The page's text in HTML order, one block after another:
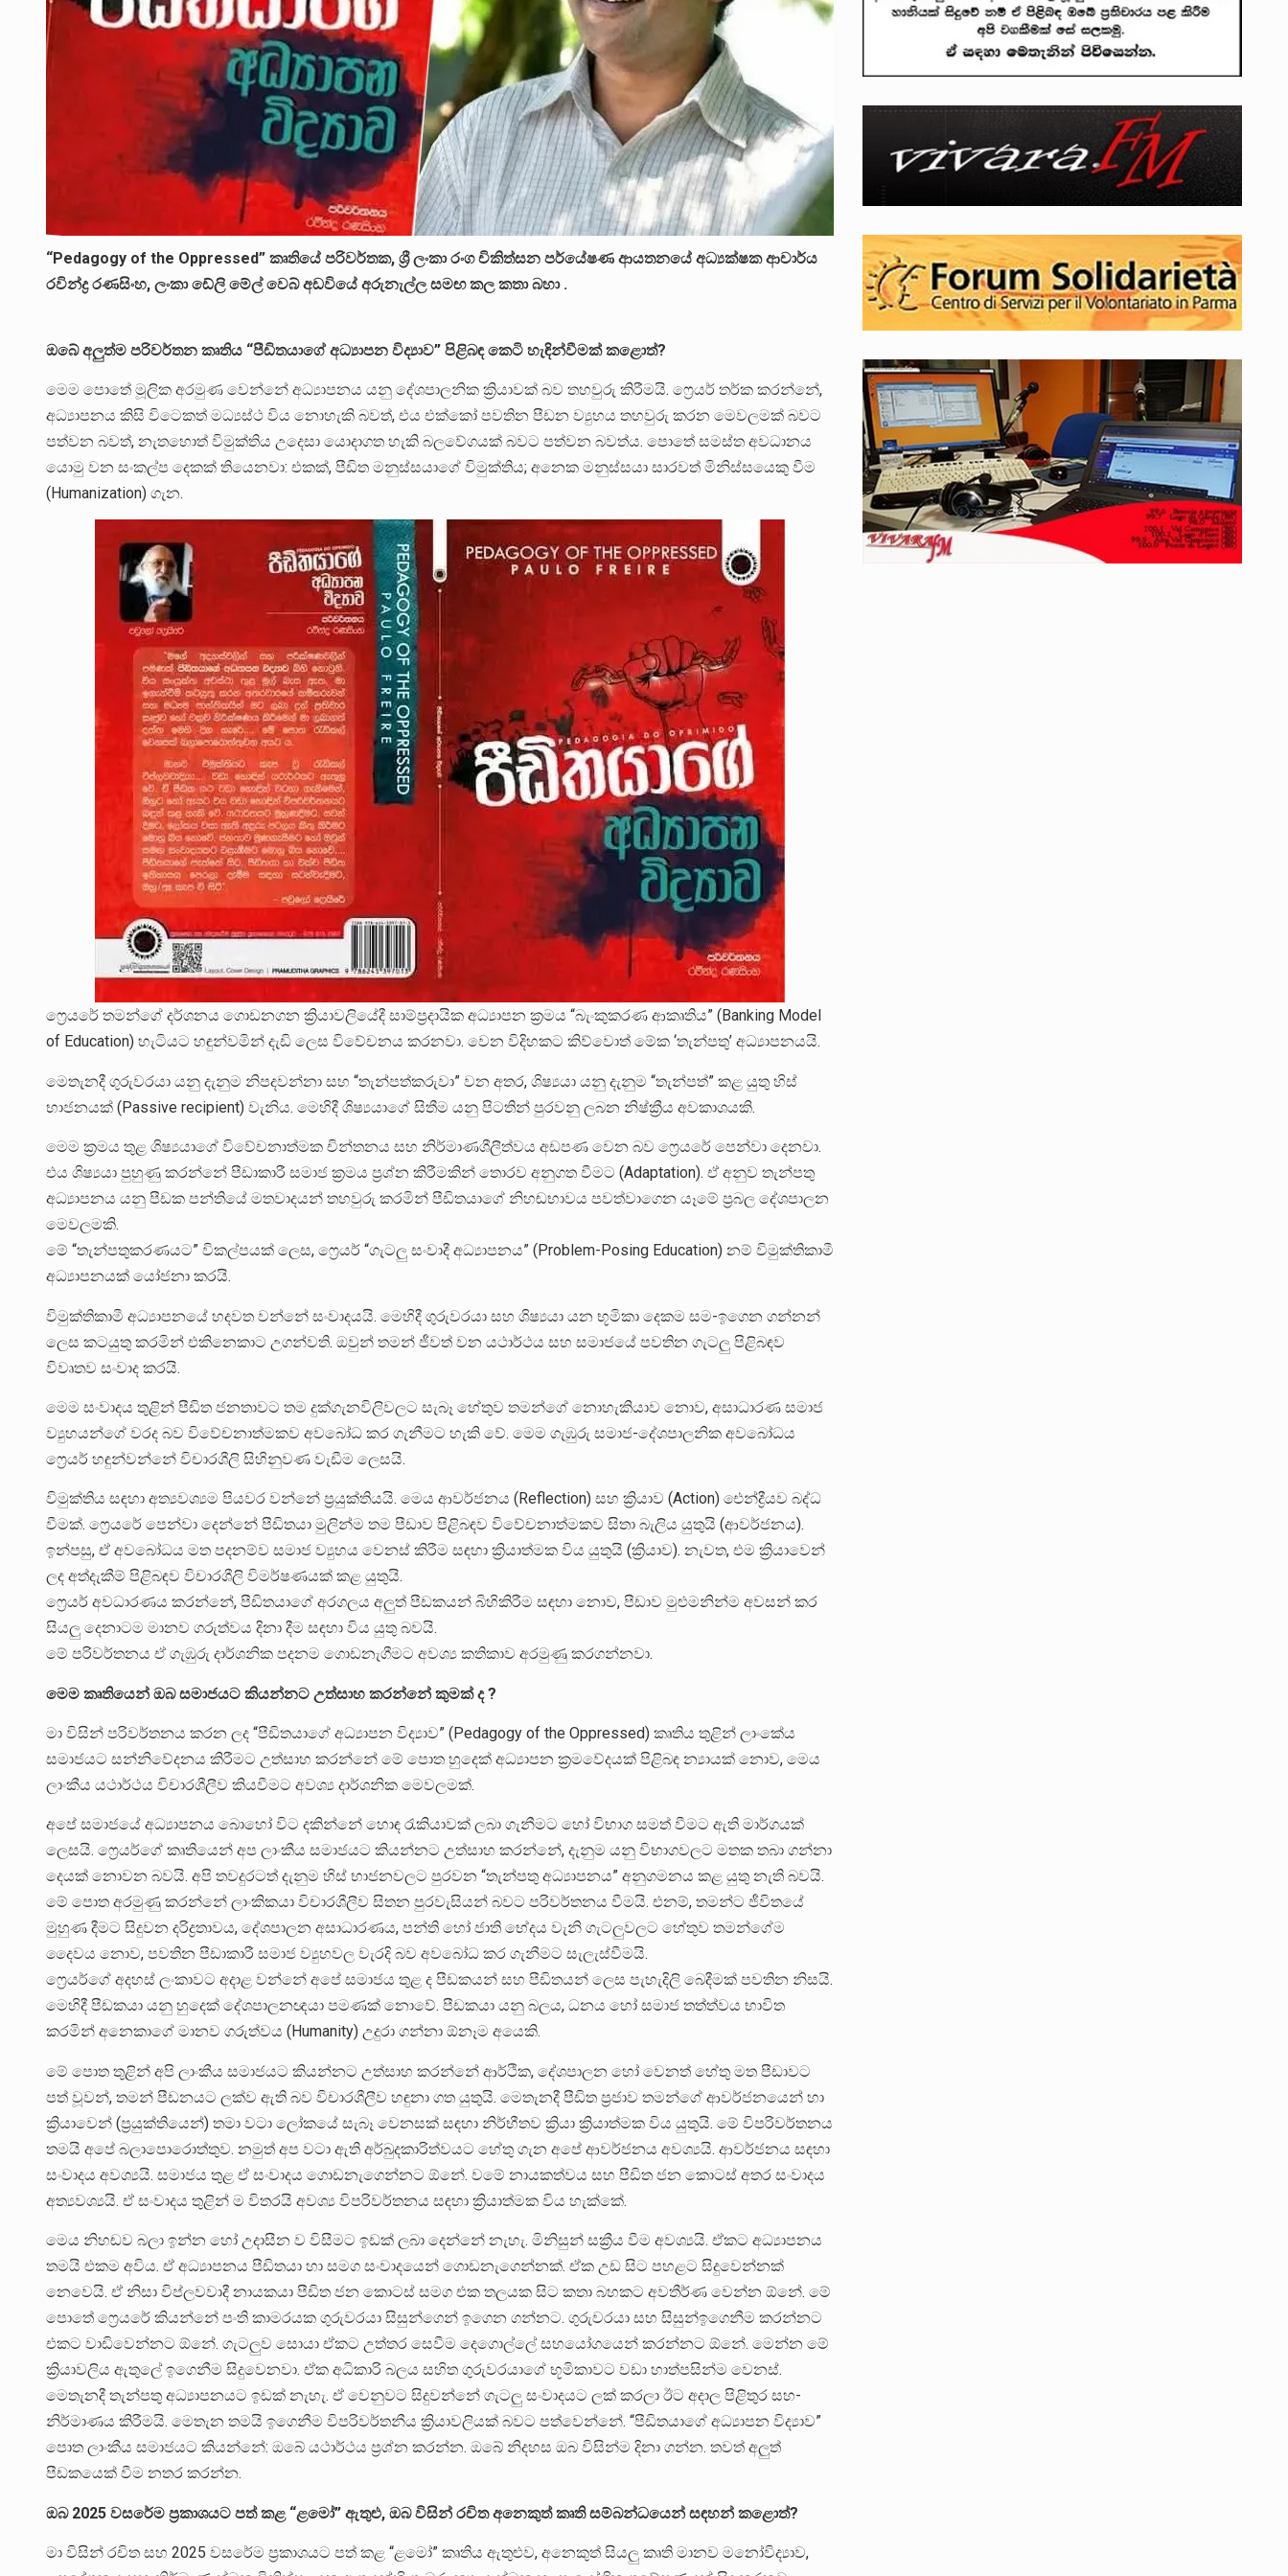
“Pedagogy of the Oppressed” කෘතියේ පරිවර්තක, ශ්‍රී ලංකා රංග චිකිත්සන පර්යේෂණ ආයතනයේ අධ්‍යක්ෂක ආචාර්ය
රවින්ද්‍ර රණසිංහ, ලංකා ඩේලි මේල් වෙබ් අඩවියේ අරුනැල්ල සමඟ කල කතා බහා .
ඔබේ අලුත්ම පරිවර්තන කෘතිය “පීඩිතයාගේ අධ්‍යාපන විද්‍යාව” පිළිබඳ කෙටි හැඳින්වීමක් කළොත්?
මෙම පොතේ මූලික අරමුණ වෙන්නේ අධ්‍යාපනය යනු දේශපාලනික ක්‍රියාවක් බව තහවුරු කිරීමයි. ෆ්‍රෙයර් තර්ක කරන්නේ,
අධ්‍යාපනය කිසි විටෙකත් මධ්‍යස්ථ විය නොහැකි බවත්, එය එක්කෝ පවතින පීඩන ව්‍යුහය තහවුරු කරන මෙවලමක් බවට
පත්වන බවත්, නැතහොත් විමුක්තිය උදෙසා යොදාගත හැකි බලවේගයක් බවට පත්වන බවත්ය. පොතේ සමස්ත අවධානය
යොමු වන සංකල්ප දෙකක් තියෙනවා: එකක්, පීඩිත මනුස්සයාගේ විමුක්තිය; අනෙක මනුස්සයා සාරවත් මිනිස්සයෙකු වීම
(Humanization) ගැන.
ෆ්‍රෙයරේ තමන්ගේ දර්ශනය ගොඩනගන ක්‍රියාවලියේදී සාම්ප්‍රදායික අධ්‍යාපන ක්‍රමය “බැංකුකරණ ආකෘතිය” (Banking Model
of Education) හැටියට හඳුන්වමින් දැඩි ලෙස විවේචනය කරනවා. වෙන විදිහකට කිව්වොත් මේක ‘තැන්පතු’ අධ්‍යාපනයයි.
මෙතැනදී ගුරුවරයා යනු දැනුම නිපදවන්නා සහ “තැන්පත්කරුවා” වන අතර, ශිෂ්‍යයා යනු දැනුම “තැන්පත්” කළ යුතු හිස්
භාජනයක් (Passive recipient) වැනිය. මෙහිදී ශිෂ්‍යයාගේ සිතීම යනු පිටතින් පුරවනු ලබන නිෂ්ක්‍රීය අවකාශයකි.
මෙම ක්‍රමය තුළ ශිෂ්‍යයාගේ විවේචනාත්මක චින්තනය සහ නිර්මාණශීලීත්වය අඩපණ වෙන බව ෆ්‍රෙයරේ පෙන්වා දෙනවා.
එය ශිෂ්‍යයා පුහුණු කරන්නේ පීඩාකාරී සමාජ ක්‍රමය ප්‍රශ්න කිරීමකින් තොරව අනුගත වීමට (Adaptation). ඒ අනුව තැන්පතු
අධ්‍යාපනය යනු පීඩක පන්තියේ මතවාදයන් තහවුරු කරමින් පීඩිතයාගේ නිහඬභාවය පවත්වාගෙන යෑමේ ප්‍රබල දේශපාලන
මෙවලමකි.
මේ “තැන්පතුකරණයට” විකල්පයක් ලෙස, ෆ්‍රෙයර් “ගැටලු සංවාදී අධ්‍යාපනය” (Problem-Posing Education) නම් විමුක්තිකාමී
අධ්‍යාපනයක් යෝජනා කරයි.
විමුක්තිකාමී අධ්‍යාපනයේ හදවත වන්නේ සංවාදයයි. මෙහිදී ගුරුවරයා සහ ශිෂ්‍යයා යන භූමිකා දෙකම සම-ඉගෙන ගන්නන්
ලෙස කටයුතු කරමින් එකිනෙකාට උගන්වති. ඔවුන් තමන් ජීවත් වන යථාර්ථය සහ සමාජයේ පවතින ගැටලු පිළිබඳව
විවෘතව සංවාද කරයි.
මෙම සංවාදය තුළින් පීඩිත ජනතාවට තම දුක්ගැනවිලිවලට සැබෑ හේතුව තමන්ගේ නොහැකියාව නොව, අසාධාරණ සමාජ
ව්‍යුහයන්ගේ වරද බව විවේචනාත්මකව අවබෝධ කර ගැනීමට හැකි වේ. මෙම ගැඹුරු සමාජ-දේශපාලනික අවබෝධය
ෆ්‍රෙයර් හඳුන්වන්නේ විචාරශීලි සිහිනුවණ වැඩීම ලෙසයි.
විමුක්තිය සඳහා අත්‍යවශ්‍යම පියවර වන්නේ ප්‍රයුක්තියයි. මෙය ආවර්ජනය (Reflection) සහ ක්‍රියාව (Action) ඓන්ද්‍රීයව බද්ධ
වීමක්. ෆ්‍රෙයරේ පෙන්වා දෙන්නේ පීඩිතයා මුලින්ම තම පීඩාව පිළිබඳව විවේචනාත්මකව සිතා බැලිය යුතුයි (ආවර්ජනය).
ඉන්පසු, ඒ අවබෝධය මත පදනම්ව සමාජ ව්‍යුහය වෙනස් කිරීම සඳහා ක්‍රියාත්මක විය යුතුයි (ක්‍රියාව). නැවත, එම ක්‍රියාවෙන්
ලද අත්දැකීම් පිළිබඳව විචාරශීලි විමර්ෂණයක් කළ යුතුයි.
ෆ්‍රෙයර් අවධාරණය කරන්නේ, පීඩිතයාගේ අරගලය අලුත් පීඩකයන් බිහිකිරීම සඳහා නොව, පීඩාව මුළුමනින්ම අවසන් කර
සියලු දෙනාටම මානව ගරුත්වය දිනා දීම සඳහා විය යුතු බවයි.
මේ පරිවර්තනය ඒ ගැඹුරු දාර්ශනික පදනම ගොඩනැගීමට අවශ්‍ය කතිකාව අරමුණු කරගන්නවා.
මෙම කෘතියෙන් ඔබ සමාජයට කියන්නට උත්සාහ කරන්නේ කුමක් ද ?
මා විසින් පරිවර්තනය කරන ලද “පීඩිතයාගේ අධ්‍යාපන විද්‍යාව” (Pedagogy of the Oppressed) කෘතිය තුළින් ලාංකේය
සමාජයට සන්නිවේදනය කිරීමට උත්සාහ කරන්නේ මේ පොත හුදෙක් අධ්‍යාපන ක්‍රමවේදයක් පිළිබඳ න්‍යායක් නොව, මෙය
ලාංකීය යථාර්ථය විචාරශීලීව කියවීමට අවශ්‍ය දාර්ශනික මෙවලමක්.
අපේ සමාජයේ අධ්‍යාපනය බොහෝ විට දකින්නේ හොඳ රැකියාවක් ලබා ගැනීමට හෝ විභාග සමත් වීමට ඇති මාර්ගයක්
ලෙසයි. ෆ්‍රෙයර්ගේ කෘතියෙන් අප ලාංකීය සමාජයට කියන්නට උත්සාහ කරන්නේ, දැනුම යනු විභාගවලට මතක තබා ගන්නා
දෙයක් නොවන බවයි. අපි තවදුරටත් දැනුම හිස් භාජනවලට පුරවන “තැන්පතු අධ්‍යාපනය” අනුගමනය කළ යුතු නැති බවයි.
මේ පොත අරමුණු කරන්නේ ලාංකිකයා විචාරශීලීව සිතන පුරවැසියන් බවට පරිවර්තනය වීමයි. එනම්, තමන්ට ජීවිතයේ
මුහුණ දීමට සිදුවන දරිද්‍රතාවය, දේශපාලන අසාධාරණය, පන්ති හෝ ජාති භේදය වැනි ගැටලුවලට හේතුව තමන්ගේම
දෛවය නොව, පවතින පීඩාකාරී සමාජ ව්‍යුහවල වැරදි බව අවබෝධ කර ගැනීමට සැලැස්වීමයි.
ෆ්‍රෙයර්ගේ අදහස් ලංකාවට අදාළ වන්නේ අපේ සමාජය තුළ ද පීඩකයන් සහ පීඩිතයන් ලෙස පැහැදිලි බෙදීමක් පවතින නිසයි.
මෙහිදී පීඩකයා යනු හුදෙක් දේශපාලනඥයා පමණක් නොවේ. පීඩකයා යනු බලය, ධනය හෝ සමාජ තත්ත්වය භාවිත
කරමින් අනෙකාගේ මානව ගරුත්වය (Humanity) උදුරා ගන්නා ඕනෑම අයෙකි.
මේ පොත තුළින් අපි ලාංකීය සමාජයට කියන්නට උත්සාහ කරන්නේ ආර්ථික, දේශපාලන හෝ වෙනත් හේතු මත පීඩාවට
පත් වූවන්, තමන් පීඩනයට ලක්ව ඇති බව විචාරශීලීව හඳුනා ගත යුතුයි. මෙතැනදී පීඩිත ප්‍රජාව තමන්ගේ ආවර්ජනයෙන් හා
ක්‍රියාවෙන් (ප්‍රයුක්තියෙන්) තමා වටා ලෝකයේ සැබෑ වෙනසක් සඳහා නිර්භීතව ක්‍රියා ක්‍රියාත්මක විය යුතුයි. මේ විපරිවර්තනය
තමයි අපේ බලාපොරොත්තුව. නමුත් අප වටා ඇති අර්බුදකාරිත්වයට හේතු ගැන අපේ ආවර්ජනය අවශ්‍යයි. ආවර්ජනය සඳහා
සංවාදය අවශ්‍යයි. සමාජය තුළ ඒ සංවාදය ගොඩනැගෙන්නට ඕනේ. වමේ නායකත්වය සහ පීඩිත ජන කොටස් අතර සංවාදය
අත්‍යවශ්‍යයි. ඒ සංවාදය තුළින් ම විතරයි අවශ්‍ය විපරිවර්තනය සඳහා ක්‍රියාත්මක විය හැක්කේ.
මෙය නිහඬව බලා ඉන්න හෝ උදාසීන ව විසීමට ඉඩක් ලබා දෙන්නේ නැහැ. මිනිසුන් සක්‍රීය වීම අවශ්‍යයි. ඒකට අධ්‍යාපනය
තමයි එකම අවිය. ඒ අධ්‍යාපනය පීඩිතයා හා සමග සංවාදයෙන් ගොඩනැගෙන්නක්. ඒක උඩ සිට පහළට සිදුවෙන්නක්
නෙවෙයි. ඒ නිසා විප්ලවවාදී නායකයා පීඩිත ජන කොටස් සමග එක තලයක සිට කතා බහකට අවතීර්ණ වෙන්න ඕනේ. මේ
පොතේ ෆ්‍රෙයරේ කියන්නේ පංති කාමරයක ගුරුවරයා සිසුන්ගෙන් ඉගෙන ගන්නට. ගුරුවරයා සහ සිසුන්ඉගෙනීම කරන්නට
එකට වාඩිවෙන්නට ඕනේ. ගැටලුව සොයා ඒකට උත්තර සෙවීම දෙගොල්ලේ සහයෝගයෙන් කරන්නට ඕනේ. මෙන්න මේ
ක්‍රියාවලිය ඇතුලේ ඉගෙනීම සිදුවෙනවා. ඒක අධිකාරි බලය සහිත ගුරුවරයාගේ භූමිකාවට වඩා හාත්පසින්ම වෙනස්.
මෙතැනදී තැන්පතු අධ්‍යාපනයට ඉඩක් නැහැ. ඒ වෙනුවට සිදුවන්නේ ගැටලු සංවාදයට ලක් කරලා ඊට අදාල පිළිතුර සහ-
නිර්මාණය කිරීමයි. මෙතැන තමයි ඉගෙනීම විපරිවර්තනීය ක්‍රියාවලියක් බවට පත්වෙන්නේ. “පීඩිතයාගේ අධ්‍යාපන විද්‍යාව”
පොත ලාංකීය සමාජයට කියන්නේ: ඔබේ යථාර්ථය ප්‍රශ්න කරන්න. ඔබේ නිදහස ඔබ විසින්ම දිනා ගන්න. තවත් අලුත්
පීඩකයෙක් වීම නතර කරන්න.
ඔබ 2025 වසරේම ප්‍රකාශයට පත් කළ “ළමෝ” ඇතුළු, ඔබ විසින් රචිත අනෙකුත් කෘති සම්බන්ධයෙන් සඳහන් කළොත්?
මා විසින් රචිත සහ 2025 වසරේම ප්‍රකාශයට පත් කළ “ළමෝ” කෘතිය ඇතුළුව, අනෙකුත් සියලු කෘති මානව මනෝවිද්‍යාව,